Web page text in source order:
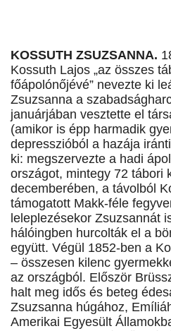
KOSSUTH ZSUZSANNA.
Kossuth Lajos „az összes
főápolónőjévé” nevezte ki
Zsuzsanna a
januárjában vesztette el
(amikor is épp harmadik
depresszióból a hazája
ki: megszervezte a hadi
országot, mintegy 72 tábori
decemberében, a távolból
támogatott Makk-féle
leleplezésekor Zsuzsannát
hálóingben hurcolták el a
együtt. Végül 1852-ben a
– összesen kilenc
az országból. Először
halt meg idős és beteg
Zsuzsanna húgához,
Amerikai Egyesült